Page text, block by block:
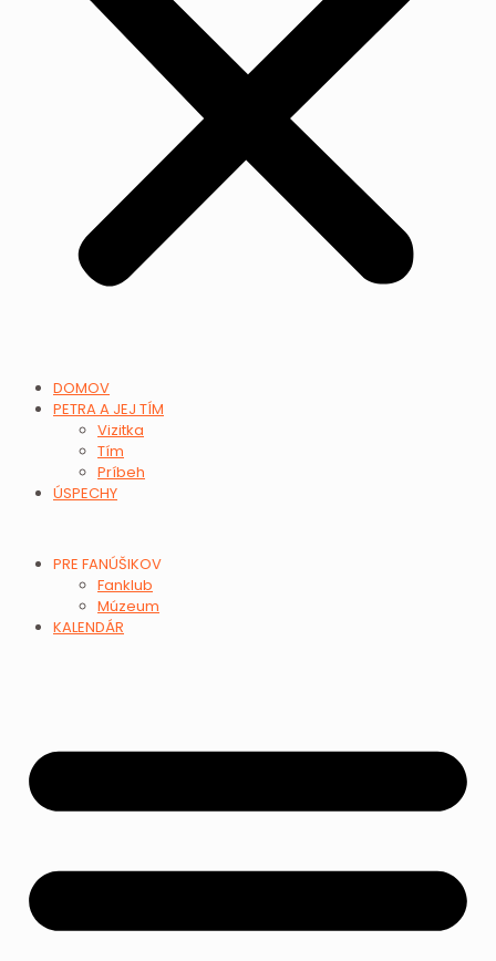
DOMOV
PETRA A JEJ TÍM
Vizitka
Tím
Príbeh
ÚSPECHY
PRE FANÚŠIKOV
Fanklub
Múzeum
KALENDÁR